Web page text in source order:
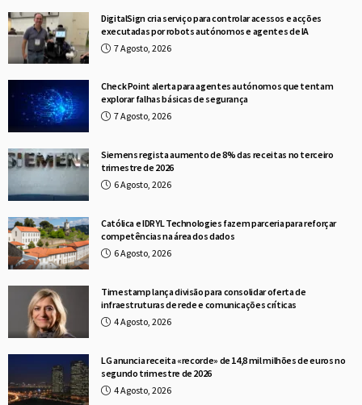
DigitalSign cria serviço para controlar acessos e acções
executadas por robots autónomos e agentes de IA
7 Agosto, 2026
Check Point alerta para agentes autónomos que tentam
explorar falhas básicas de segurança
7 Agosto, 2026
Siemens regista aumento de 8% das receitas no terceiro
trimestre de 2026
6 Agosto, 2026
Católica e IDRYL Technologies fazem parceria para reforçar
competências na área dos dados
6 Agosto, 2026
Timestamp lança divisão para consolidar oferta de
infraestruturas de rede e comunicações críticas
4 Agosto, 2026
LG anuncia receita «recorde» de 14,8 mil milhões de euros no
segundo trimestre de 2026
4 Agosto, 2026